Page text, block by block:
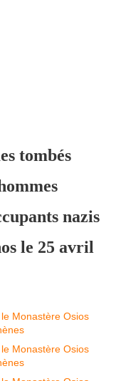
tombés
nazis
le 25 avril